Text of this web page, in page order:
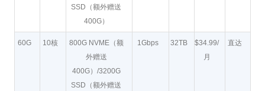
SSD（额外赠送
400G）
60G 10核
800G NVME（额
外赠送
400G）/3200G
SSD（额外赠送
1Gbps 32TB
$34.99/
月
直达